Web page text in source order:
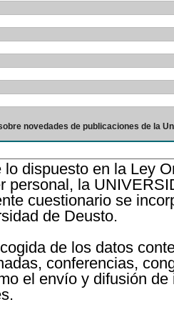
novedades de publicaciones de la
dispuesto en la Ley
personal, la
cuestionario se
de Deusto.
de los datos
conferencias,
el envío y difusión